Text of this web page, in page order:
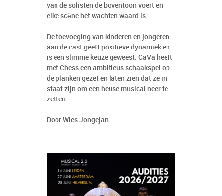
van de solisten de boventoon voert en
elke scène het wachten waard is.
De toevoeging van kinderen en jongeren
aan de cast geeft positieve dynamiek en
is een slimme keuze geweest. CaVa heeft
met Chess een ambitieus schaakspel op
de planken gezet en laten zien dat ze in
staat zijn om een heuse musical neer te
zetten.
Door Wies Jongejan